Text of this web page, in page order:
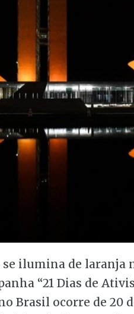
ilumina de laranja
“21 Dias de
Brasil ocorre de 20